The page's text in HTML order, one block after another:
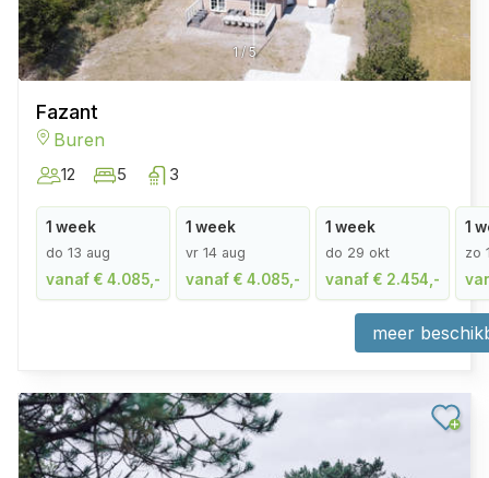
1/5
Fazant
Buren
12 5 3
1 week
do 13 aug
vanaf € 4.085,-
1 week
vr 14 aug
vanaf € 4.085,-
1 week
do 29 okt
vanaf € 2.454,-
1
zo
meer